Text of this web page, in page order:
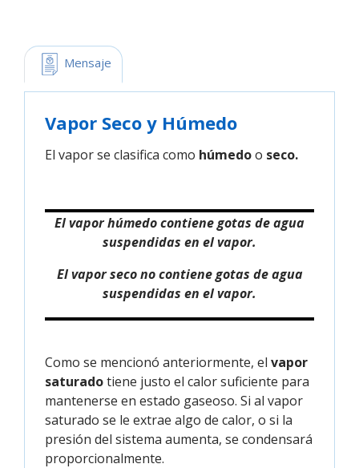
Mensaje
Vapor Seco y Húmedo
El vapor se clasifica como húmedoo seco.
El vapor húmedo contiene gotas de agua
suspendidas en el vapor.
El vapor seco no contiene gotas de agua
suspendidas en el vapor.
Como se mencionó anteriormente, el vapor
saturadotiene justo el calor suficiente para
mantenerse en estado gaseoso. Si al vapor
saturado se le extrae algo de calor, o si la
presión del sistema aumenta, se condensará
proporcionalmente.